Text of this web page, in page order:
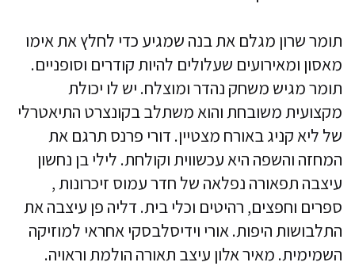
תומר שרון מגלם את בנה שמגיע כדי לחלץ את אימו
מאסון ומאירועים שעלולים להיות קודרים וסופניים.
תומר מגיש משחק נהדר ומוצלח. יש לו יכולת
מקצועית משובחת והוא משתלב בקונצרט התיאטרלי
של ליא קניג באורח מצטיין. דורי פרנס תרגם את
המחזה והשפה היא עכשווית וקולחת. לילי בן נחשון
עיצבה תפאורה נפלאה של חדר עמוס זיכרונות ,
ספרים וחפצים, רהיטים וכלי בית. דליה פן עיצבה את
התלבושות היפות. אורי וידיסלבסקי אחראי למוזיקה
השמימית. מאיר אלון עיצב תאורה הולמת וראויה.